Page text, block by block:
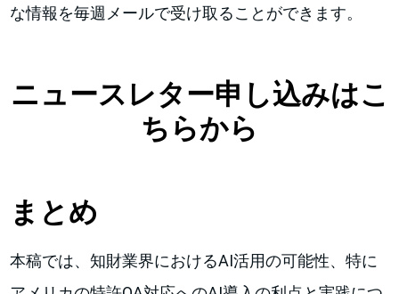
な情報を毎週メールで受け取ることができます。
ニュースレター申し込みはこ
ちらから
まとめ
本稿では、知財業界におけるAI活用の可能性、特に